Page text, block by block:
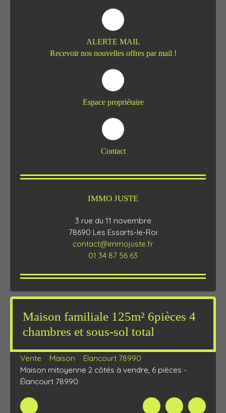
ALERTE MAIL
Recevoir nos nouvelles offres par mail !
Espace propriétaire
Contact
IMMO JUSTE
3 rue du 11 novembre
78690 Les Essarts-le-Roi
contact@immojuste.fr
01 34 87 56 63
Maison familiale 125m² 6pièces 4
chambres et sous-sol total
Vente Maison
Élancourt 78990
Maison mitoyenne 2 côtés à vendre, 6 pièces -
Élancourt 78990